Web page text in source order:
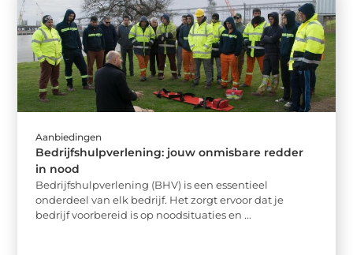
Aanbiedingen
Bedrijfshulpverlening: jouw onmisbare redder
in nood
Bedrijfshulpverlening (BHV) is een essentieel
onderdeel van elk bedrijf. Het zorgt ervoor dat je
bedrijf voorbereid is op noodsituaties en ...